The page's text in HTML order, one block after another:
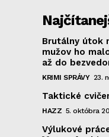
Brutálny útok
mužov ho
až do
KRIMI SPRÁVY 23.
Taktické
HAZZ 5. októbra
Výlukové práce